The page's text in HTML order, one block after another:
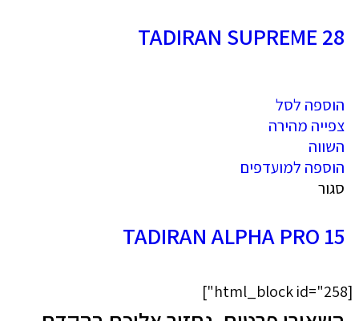
TADIRAN SUPREME 28
הוספה לסל
צפייה מהירה
השווה
הוספה למועדפים
סגור
15 TADIRAN ALPHA PRO
[html_block id="258"]